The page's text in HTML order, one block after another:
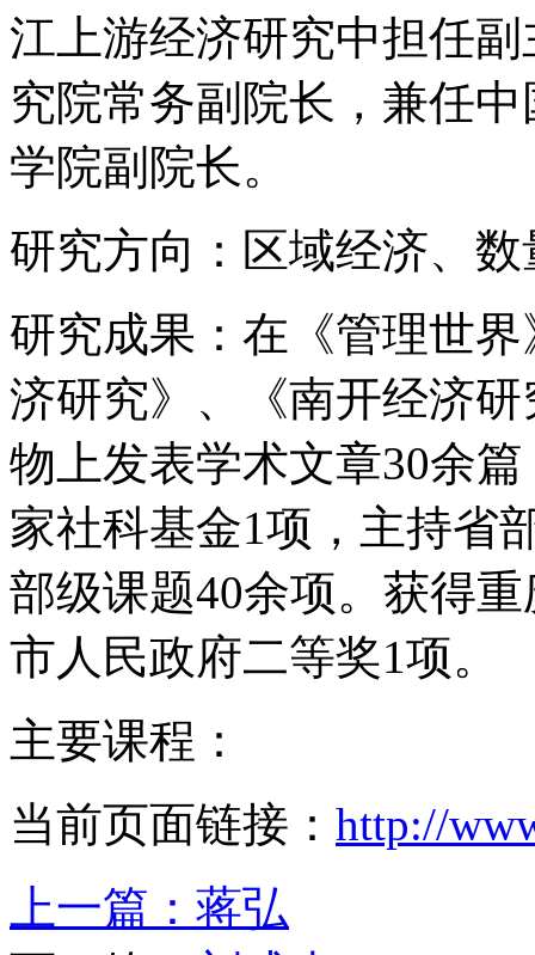
江上游经济研究中担任
究院常务副院长，兼任
学院副院长。
研究方向：区域经济、
研究成果：在《管理世
济研究》、《南开经济
物上发表学术文章30余
家社科基金1项，主持省
部级课题40余项。获得
市人民政府二等奖1项。
主要课程：
当前页面链接： http://
上一篇： 蒋弘